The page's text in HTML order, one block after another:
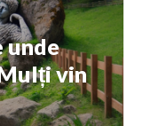
unde
vin